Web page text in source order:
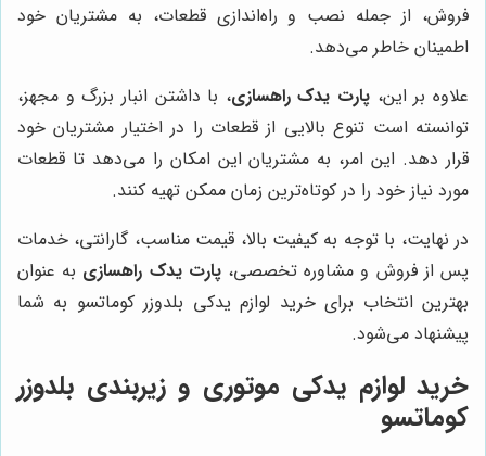
فروش، از جمله نصب و راه‌اندازی قطعات، به مشتریان خود
اطمینان خاطر می‌دهد.
علاوه بر این، پارت یدک راهسازی، با داشتن انبار بزرگ و مجهز،
توانسته است تنوع بالایی از قطعات را در اختیار مشتریان خود
قرار دهد. این امر، به مشتریان این امکان را می‌دهد تا قطعات
مورد نیاز خود را در کوتاه‌ترین زمان ممکن تهیه کنند.
در نهایت، با توجه به کیفیت بالا، قیمت مناسب، گارانتی، خدمات
پس از فروش و مشاوره تخصصی،پارت یدک راهسازی به عنوان
بهترین انتخاب برای خرید لوازم یدکی بلدوزر کوماتسو به شما
پیشنهاد می‌شود.
خرید لوازم یدکی موتوری و زیربندی بلدوزر
کوماتسو